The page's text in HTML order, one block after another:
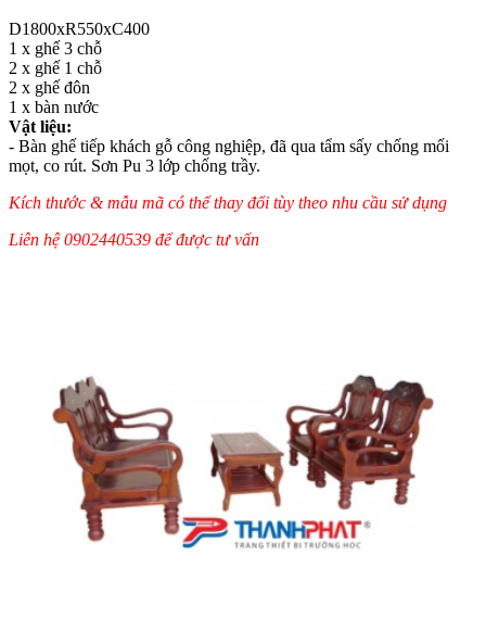
D1800xR550xC400
1 x ghế 3 chỗ
2 x ghế 1 chỗ
2 x ghế đôn
1 x bàn nước
Vật liệu:
- Bàn ghế tiếp khách gỗ công nghiệp, đã qua tẩm sấy chống mối
mọt, co rút. Sơn Pu 3 lớp chống trầy.
Kích thước & mẫu mã có thể thay đổi tùy theo nhu cầu sử dụng
Liên hệ 0902440539 để được tư vấn